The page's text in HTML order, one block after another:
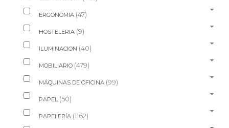
ERGONOMIA (47)
HOSTELERIA (9)
ILUMINACION (40)
MOBILIARIO (479)
MÁQUINAS DE OFICINA (99)
PAPEL (50)
PAPELERÍA (1162)